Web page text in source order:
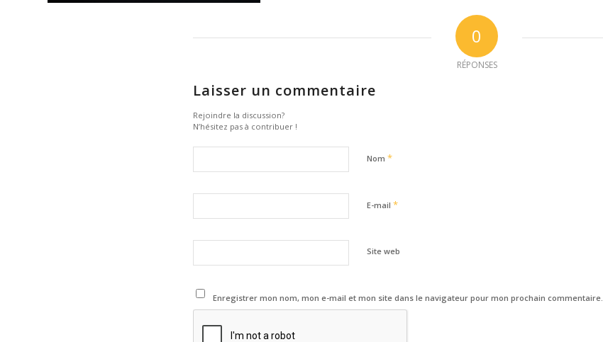
0
RÉPONSES
Laisser un commentaire
Rejoindre la discussion?
N’hésitez pas à contribuer !
Nom *
E-mail *
Site web
Enregistrer mon nom, mon e-mail et mon site dans le navigateur pour mon prochain commentaire.